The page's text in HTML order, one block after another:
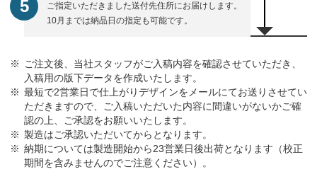
ご指定いただきました送付先住所にお届けします。
10月までは納品日の指定も可能です。
ご注文後、当社スタッフがご入稿内容を確認させていただき、
入稿用の版下データを作成いたします。
最短で2営業日で仕上がりデザインをメールにてお送りさせてい
ただきますので、ご入稿いただいた内容に間違いがないかご確
認の上、ご承認をお願いいたします。
製造はご承認いただいてからとなります。
納期については製造開始から23営業日後出荷となります（校正
期間を含みませんのでご注意ください）。